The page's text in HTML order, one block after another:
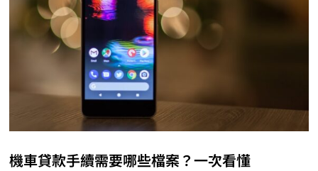
機車貸款手續需要哪些檔案？一次看懂